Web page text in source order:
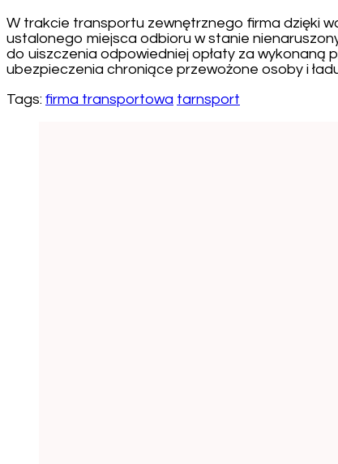
W trakcie transportu zewnętrznego firma dzięki
ustalonego miejsca odbioru w stanie
do uiszczenia odpowiedniej opłaty za wykonaną
ubezpieczenia chroniące przewożone osoby i
Tags: firma transportowa tarnsport